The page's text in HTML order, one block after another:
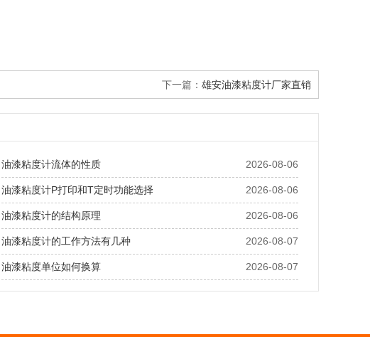
下一篇： 雄安油漆粘度计厂家直销
2026-08-06
油漆粘度计流体的性质
2026-08-06
油漆粘度计P打印和T定时功能选择
2026-08-06
油漆粘度计的结构原理
2026-08-07
油漆粘度计的工作方法有几种
2026-08-07
油漆粘度单位如何换算